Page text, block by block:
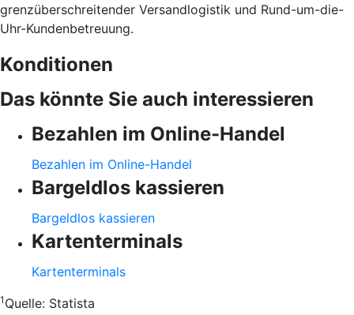
grenzüberschreitender Versandlogistik und Rund-um-die-
Uhr-Kundenbetreuung.
Konditionen
Das könnte Sie auch interessieren
Bezahlen im Online-Handel
Bezahlen im Online-Handel
Bargeldlos kassieren
Bargeldlos kassieren
Kartenterminals
Kartenterminals
1 Quelle: Statista